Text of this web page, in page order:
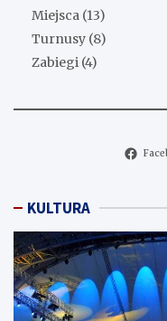
Miejsca (13)
Turnusy (8)
Zabiegi (4)
KULTURA